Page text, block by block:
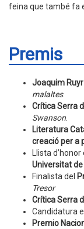
feina que també fa
Premis
Joaquim
malaltes.
Crítica Serra
Swanson
Literatura
creació per a
Llista d’honor
Universitat
Finalista del
Tresor
Crítica Serra
Candidatura
Premio